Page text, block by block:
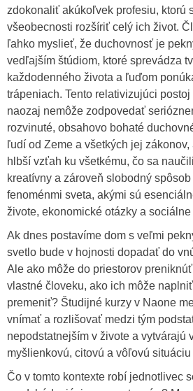
zdokonaliť akúkoľvek profesiu, ktorú
všeobecnosti rozšíriť celý ich život.
ľahko myslieť, že duchovnosť je
vedľajším štúdiom, ktoré sprevádza
každodenného života a ľuďom
trápeniach. Tento relativizujúci
naozaj nemôže zodpovedať
rozvinuté, obsahovo bohaté
ľudí od Zeme a všetkých jej
hlbší vzťah ku všetkému, čo sa
kreatívny a zároveň slobodný
fenoménmi sveta, akými sú
živote, ekonomické otázky a sociálne
Ak dnes postavíme dom s veľmi
svetlo bude v hojnosti dopadať do
Ale ako môže do priestorov
vlastné človeku, ako ich môže
premeniť? Študijné kurzy v Naone
vnímať a rozlišovať medzi tým
nepodstatnejším v živote a vytvárajú
myšlienkovú, citovú a vôľovú situáciu
Čo v tomto kontexte robí jednotlivec